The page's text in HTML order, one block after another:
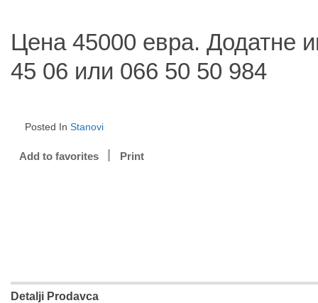
Цена 45000 евра. Додатне
45 06 или 066 50 50 984
Posted In Stanovi
Add to favorites Print
Detalji Prodavca